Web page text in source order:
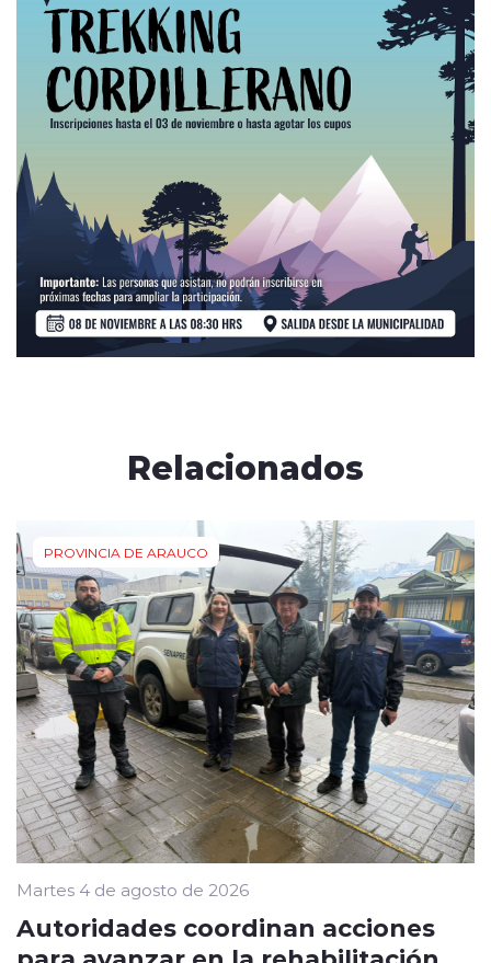
Relacionados
PROVINCIA DE ARAUCO
Martes 4 de agosto de 2026
Autoridades coordinan acciones